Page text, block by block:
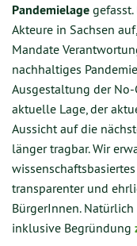
Pandemielage
Akteure in Sachsen
Mandate
nachhaltiges
Ausgestaltung der No-
aktuelle Lage, der
Aussicht auf die
länger tragbar. Wir
transparenter und
BürgerInnen.
inklusive Begründung